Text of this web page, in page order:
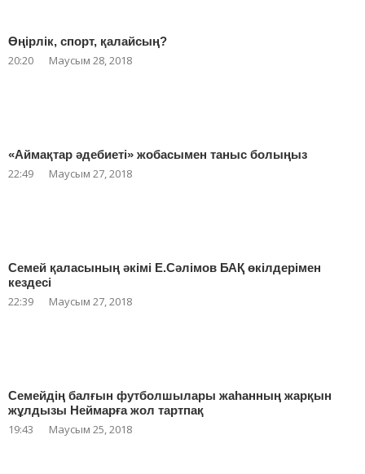
Өңірлік, спорт, қалайсың?
20:20 Маусым 28, 2018
«Аймақтар әдебиеті» жобасымен таныс болыңыз
22:49 Маусым 27, 2018
Семей қаласының әкімі Е.Сәлімов БАҚ өкілдерімен
кездесі
22:39 Маусым 27, 2018
Семейдің балғын футболшылары жаһанның жарқын
жұлдызы Неймарға жол тартпақ
19:43 Маусым 25, 2018